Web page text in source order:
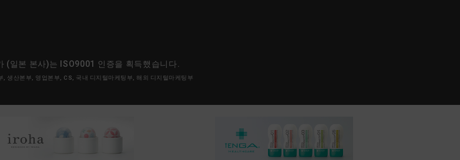
(일본 본사)는 ISO9001 인증을 획득했습니다.
, 생산본부, 영업본부, CS, 국내 디지털마케팅부, 해외 디지털마케팅부